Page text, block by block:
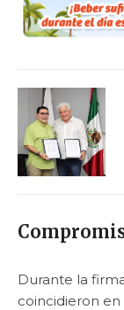
Durante la
coincidieron